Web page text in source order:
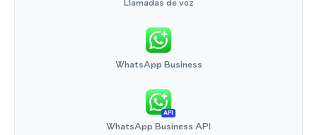
Llamadas de voz
WhatsApp Business
API
WhatsApp Business API